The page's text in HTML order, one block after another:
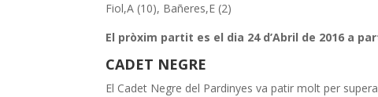
Fiol,A (10), Bañeres,E (2)
El pròxim partit es el dia 24 d’Abril de 2016 a
CADET NEGRE
El Cadet Negre del Pardinyes va patir molt per